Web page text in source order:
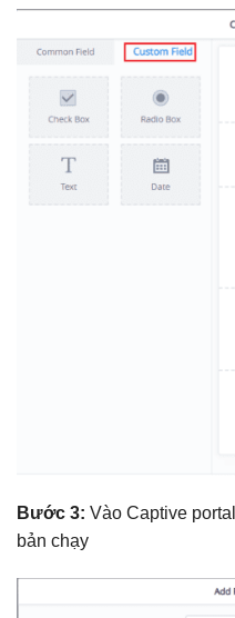
Bước 3: Vào Captive
bản chạy